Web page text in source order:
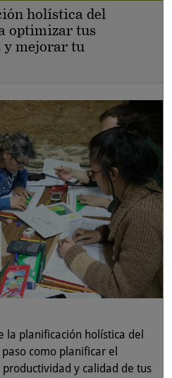
holística del
optimizar tus
y mejorar tu
la planificación holística del
como planificar el
y calidad de tus